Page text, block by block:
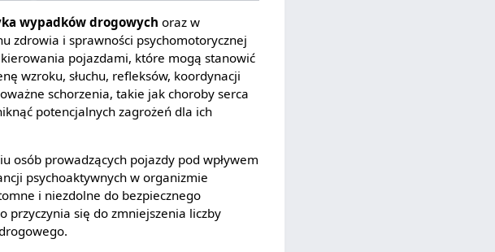
wypadków drogowych oraz w
zdrowia i sprawności psychomotorycznej
pojazdami, które mogą stanowić
wzroku, słuchu, refleksów, koordynacji
schorzenia, takie jak choroby serca
potencjalnych zagrożeń dla ich
osób prowadzących pojazdy pod wpływem
psychoaktywnych w organizmie
i niezdolne do bezpiecznego
przyczynia się do zmniejszenia liczby